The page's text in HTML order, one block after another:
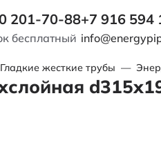
201-70-88
бесплатный
+7 916 594
Гладкие жесткие трубы —